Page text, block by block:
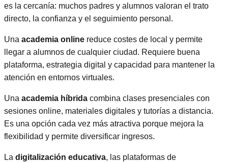
es la cercanía: muchos padres y alumnos valoran el trato
directo, la confianza y el seguimiento personal.
Una academia online reduce costes de local y permite
llegar a alumnos de cualquier ciudad. Requiere buena
plataforma, estrategia digital y capacidad para mantener la
atención en entornos virtuales.
Una academia híbrida combina clases presenciales con
sesiones online, materiales digitales y tutorías a distancia.
Es una opción cada vez más atractiva porque mejora la
flexibilidad y permite diversificar ingresos.
La digitalización educativa, las plataformas de